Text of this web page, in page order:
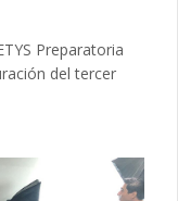
Preparatoria
del tercer